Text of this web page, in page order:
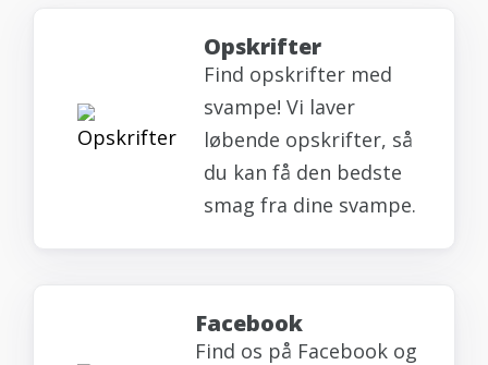
Opskrifter
Find opskrifter med
svampe! Vi laver
løbende opskrifter, så
du kan få den bedste
smag fra dine svampe.
Facebook
Find os på Facebook og